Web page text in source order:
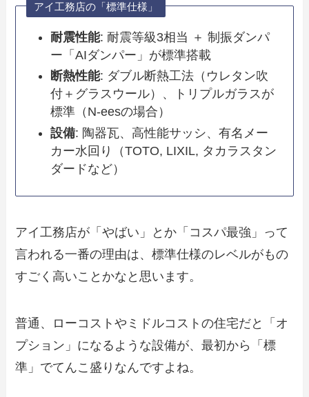
アイ工務店の「標準仕様」
耐震性能: 耐震等級3相当 ＋ 制振ダンパ
ー「AIダンパー」が標準搭載
断熱性能: ダブル断熱工法（ウレタン吹
付＋グラスウール）、トリプルガラスが
標準（N-eesの場合）
設備: 陶器瓦、高性能サッシ、有名メー
カー水回り（TOTO, LIXIL, タカラスタン
ダードなど）
アイ工務店が「やばい」とか「コスパ最強」って
言われる一番の理由は、標準仕様のレベルがもの
すごく高いことかなと思います。
普通、ローコストやミドルコストの住宅だと「オ
プション」になるような設備が、最初から「標
準」でてんこ盛りなんですよね。